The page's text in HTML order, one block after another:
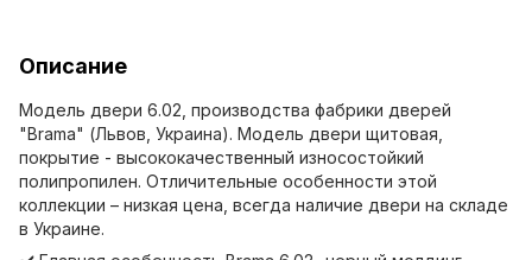
Описание
Модель двери 6.02, производства фабрики дверей
"Brama" (Львов, Украина). Модель двери щитовая,
покрытие - высококачественный износостойкий
полипропилен. Отличительные особенности этой
коллекции – низкая цена, всегда наличие двери на складе
в Украине.